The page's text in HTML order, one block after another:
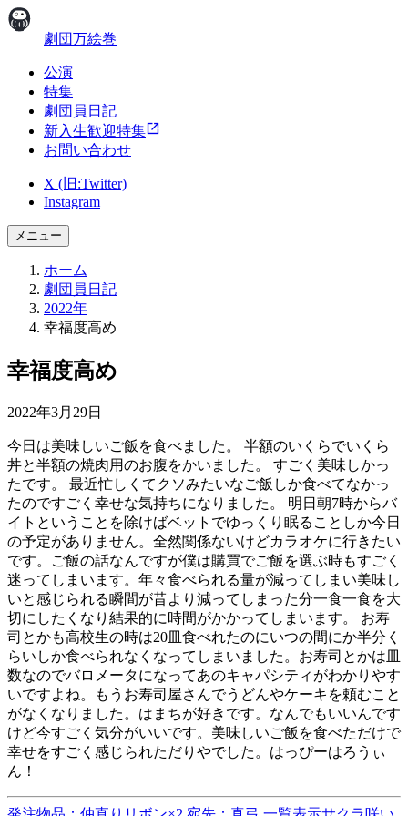
劇団万絵巻
公演
特集
劇団員日記
新入生歓迎特集
お問い合わせ
X (旧:Twitter)
Instagram
メニュー
ホーム
劇団員日記
2022年
幸福度高め
幸福度高め
2022年3月29日
今日は美味しいご飯を食べました。 半額のいくらでいくら
丼と半額の焼肉用のお腹をかいました。 すごく美味しかっ
たです。 最近忙しくてクソみたいなご飯しか食べてなかっ
たのですごく幸せな気持ちになりました。 明日朝7時からバ
イトということを除けばベットでゆっくり眠ることしか今日
の予定がありません。全然関係ないけどカラオケに行きたい
です。ご飯の話なんですが僕は購買でご飯を選ぶ時もすごく
迷ってしまいます。年々食べられる量が減ってしまい美味し
いと感じられる瞬間が昔より減ってしまった分一食一食を大
切にしたくなり結果的に時間がかかってしまいます。 お寿
司とかも高校生の時は20皿食べれたのにいつの間にか半分く
らいしか食べられなくなってしまいました。お寿司とかは皿
数なのでバロメータになってあのキャパシティがわかりやす
いですよね。もうお寿司屋さんでうどんやケーキを頼むこと
がなくなりました。はまちが好きです。なんでもいいんです
けど今すごく気分がいいです。美味しいご飯を食べただけで
幸せをすごく感じられただりやでした。はっぴーはろうぃ
ん！